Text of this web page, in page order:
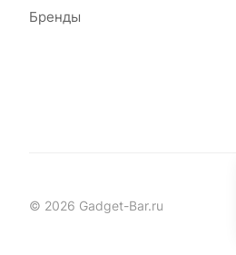
Бренды
© 2026 Gadget-Bar.ru